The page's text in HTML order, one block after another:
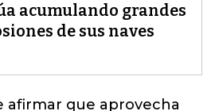
acumulando grandes
de sus naves
afirmar que aprovecha